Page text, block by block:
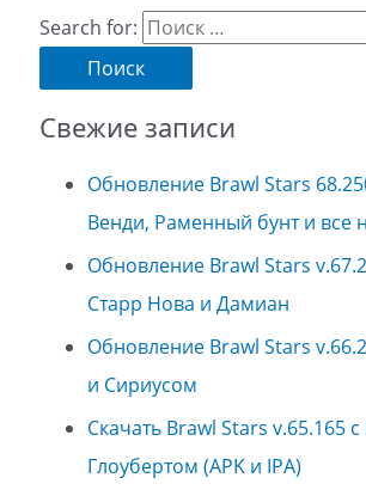
Search for:
Свежие записи
Обновление Brawl Stars
Венди, Раменный бунт и все
Обновление Brawl Stars
Старр Нова и Дамиан
Обновление Brawl Stars
и Сириусом
Скачать Brawl Stars v.65.165
Глоубертом (APK и IPA)